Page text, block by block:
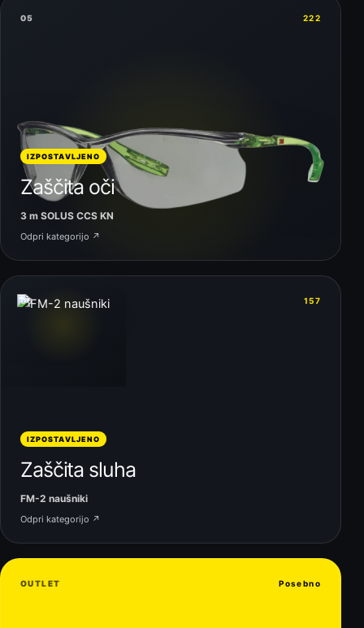
05 222
IZPOSTAVLJENO
Zaščita oči
3 m SOLUS CCS KN
Odpri kategorijo ↗
06 157
IZPOSTAVLJENO
Zaščita sluha
FM-2 naušniki
Odpri kategorijo ↗
OUTLET Posebno